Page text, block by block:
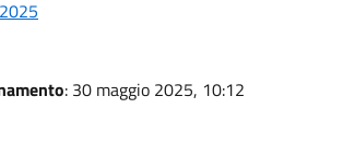
: 30 maggio 2025, 10:12